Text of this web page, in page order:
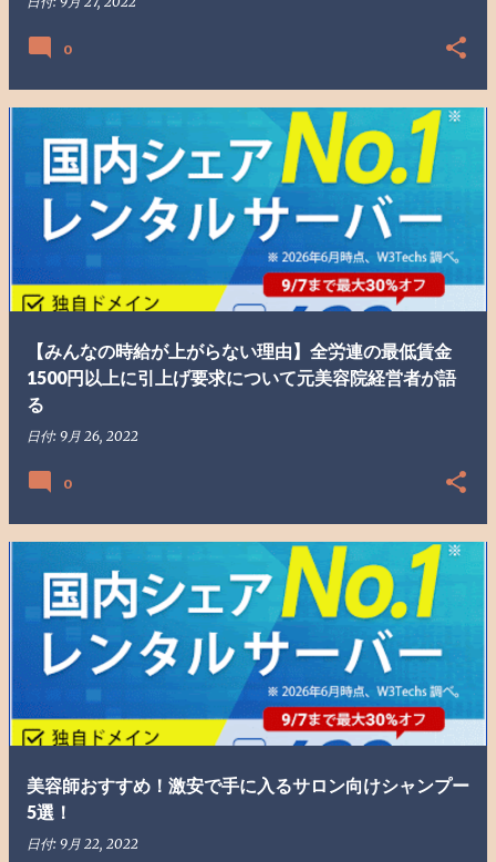
0
【みんなの時給が上がらない理由】全労連の最低賃金
1500円以上に引上げ要求について元美容院経営者が語
る
日付: 9月 26, 2022
0
美容師おすすめ！激安で手に入るサロン向けシャンプー
5選！
日付: 9月 22, 2022